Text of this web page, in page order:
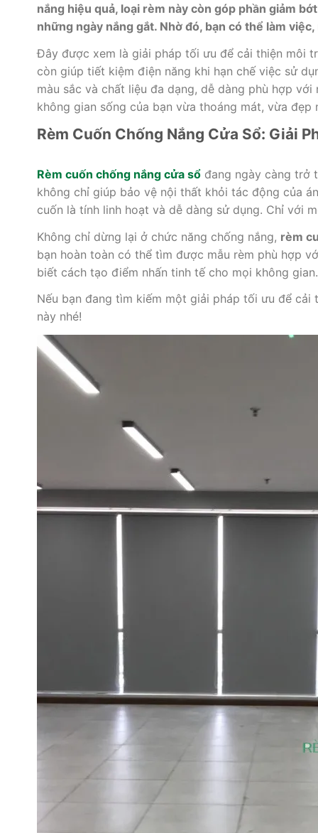
nắng hiệu quả, loại rèm này còn góp phần giảm
những ngày nắng gắt. Nhờ đó, bạn có thể làm
Đây được xem là giải pháp tối ưu để cải thiện môi
còn giúp tiết kiệm điện năng khi hạn chế việc sử
màu sắc và chất liệu đa dạng, dễ dàng phù hợp
không gian sống của bạn vừa thoáng mát, vừa đẹp
Rèm Cuốn Chống Nắng Cửa Sổ: Giải
Rèm cuốn chống nắng cửa sổđang ngày càng trở
không chỉ giúp bảo vệ nội thất khỏi tác động của
cuốn là tính linh hoạt và dễ dàng sử dụng. Chỉ với
Không chỉ dừng lại ở chức năng chống nắng, rèm
bạn hoàn toàn có thể tìm được mẫu rèm phù hợp
biết cách tạo điểm nhấn tinh tế cho mọi không gian.
Nếu bạn đang tìm kiếm một giải pháp tối ưu để
này nhé!